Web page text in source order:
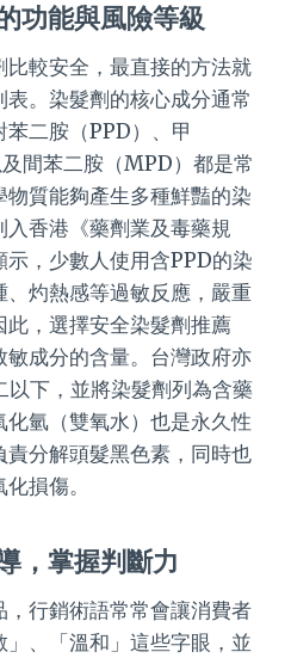
功能與風險等級
較安全，最直接的方法就
。染髮劑的核心成分通常
二胺（PPD）、甲
間苯二胺（MPD）都是常
質能夠產生多種鮮豔的染
香港《藥劑業及毒藥規
，少數人使用含PPD的染
灼熱感等過敏反應，嚴重
，選擇安全染髮劑推薦
成分的含量。台灣政府亦
以下，並將染髮劑列為含藥
氫（雙氧水）也是永久性
分解頭髮黑色素，同時也
損傷。
，掌握判斷力
行銷術語常常會讓消費者
、「溫和」這些字眼，並